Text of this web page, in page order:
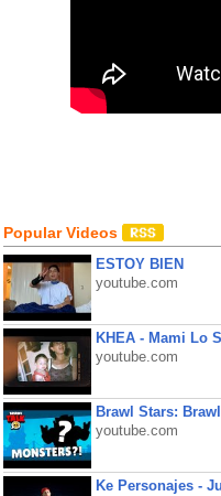
Popular Videos
ESTOY BIEN
youtube.com
KHEA - Mami Lo
youtube.com
Brawl Stars:
youtube.com
Ke Personajes -